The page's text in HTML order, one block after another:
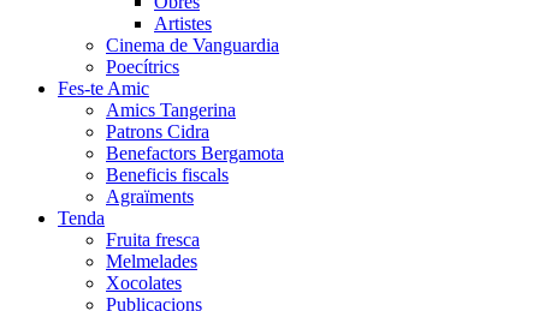
Artistes
Cinema de Vanguardia
Poecítrics
Fes-te Amic
Amics Tangerina
Patrons Cidra
Benefactors Bergamota
Beneficis fiscals
Agraïments
Tenda
Fruita fresca
Melmelades
Xocolates
Publicacions